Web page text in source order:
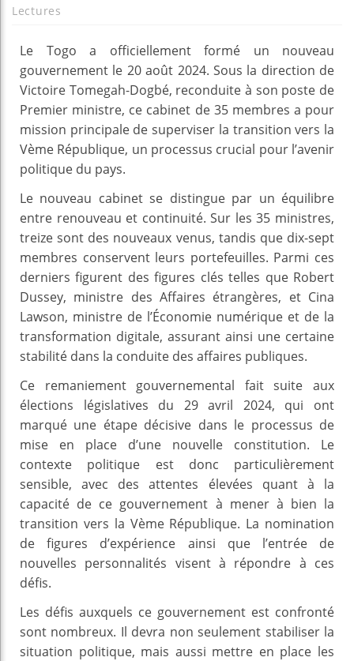
Lectures
Le Togo a officiellement formé un nouveau
gouvernement le 20 août 2024. Sous la direction de
Victoire Tomegah-Dogbé, reconduite à son poste de
Premier ministre, ce cabinet de 35 membres a pour
mission principale de superviser la transition vers la
Vème République, un processus crucial pour l’avenir
politique du pays.
Le nouveau cabinet se distingue par un équilibre
entre renouveau et continuité. Sur les 35 ministres,
treize sont des nouveaux venus, tandis que dix-sept
membres conservent leurs portefeuilles. Parmi ces
derniers figurent des figures clés telles que Robert
Dussey, ministre des Affaires étrangères, et Cina
Lawson, ministre de l’Économie numérique et de la
transformation digitale, assurant ainsi une certaine
stabilité dans la conduite des affaires publiques.
Ce remaniement gouvernemental fait suite aux
élections législatives du 29 avril 2024, qui ont
marqué une étape décisive dans le processus de
mise en place d’une nouvelle constitution. Le
contexte politique est donc particulièrement
sensible, avec des attentes élevées quant à la
capacité de ce gouvernement à mener à bien la
transition vers la Vème République. La nomination
de figures d’expérience ainsi que l’entrée de
nouvelles personnalités visent à répondre à ces
défis.
Les défis auxquels ce gouvernement est confronté
sont nombreux. Il devra non seulement stabiliser la
situation politique, mais aussi mettre en place les